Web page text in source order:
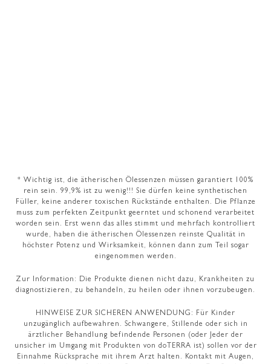
* Wichtig ist, die ätherischen Ölessenzen müssen garantiert 100%
rein sein. 99,9% ist zu wenig!!! Sie dürfen keine synthetischen
Füller, keine anderer toxischen Rückstände enthalten. Die Pflanze
muss zum perfekten Zeitpunkt geerntet und schonend verarbeitet
worden sein. Erst wenn das alles stimmt und mehrfach kontrolliert
wurde, haben die ätherischen Ölessenzen reinste Qualität in
höchster Potenz und Wirksamkeit, können dann zum Teil sogar
eingenommen werden.
Zur Information: Die Produkte dienen nicht dazu, Krankheiten zu
diagnostizieren, zu behandeln, zu heilen oder ihnen vorzubeugen.
HINWEISE ZUR SICHEREN ANWENDUNG: Für Kinder
unzugänglich aufbewahren. Schwangere, Stillende oder sich in
ärztlicher Behandlung befindende Personen (oder Jeder der
unsicher im Umgang mit Produkten von doTERRA ist) sollen vor der
Einnahme Rücksprache mit ihrem Arzt halten. Kontakt mit Augen,